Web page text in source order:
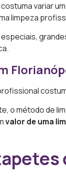
costuma variar
limpeza
o método de
valor de uma